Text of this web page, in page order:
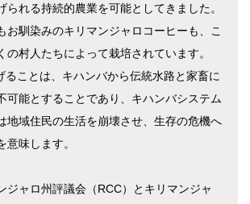
られる持続的農業を可能としてきました。
お馴染みのキリマンジャロコーヒーも、こ
の村人たちによって栽培されています。
ることは、キハンバから伝統水路と家畜に
可能とすることであり、キハンバシステム
地域住民の生活を崩壊させ、生存の危機へ
意味します。
ジャロ州評議会（RCC）とキリマンジャ